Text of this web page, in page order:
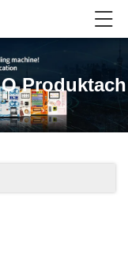
Produktach